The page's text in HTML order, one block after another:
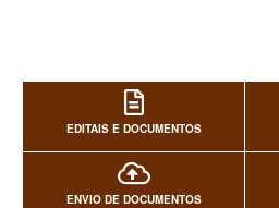
EDITAIS E DOCUMENTOS
ENVIO DE DOCUMENTOS